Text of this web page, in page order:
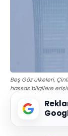
Beş Göz ülkeleri,
hassas bilgilere